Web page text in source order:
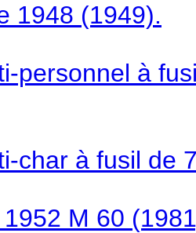
1948 (1949).
personnel à
char à fusil de
M 60